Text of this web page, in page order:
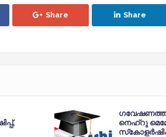
Share Share
നെഹ്‌റു